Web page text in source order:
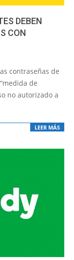
DEBEN
CON
contraseñas de
de
no autorizado a
LEER MÁS